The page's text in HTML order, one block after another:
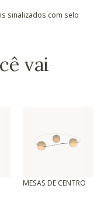
sinalizados com selo
vai
MESAS DE CENTRO